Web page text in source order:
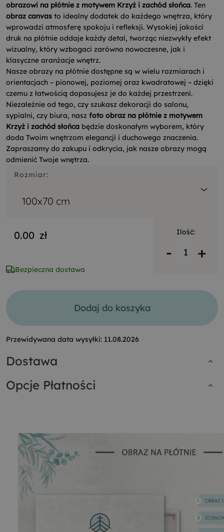
obrazowi na płótnie z motywem Krzyż i zachód słońca. Ten
obraz canvas to idealny dodatek do każdego wnętrza, który
wprowadzi atmosferę spokoju i refleksji. Wysokiej jakości
druk na płótnie oddaje każdy detal, tworząc niezwykły efekt
wizualny, który wzbogaci zarówno nowoczesne, jak i
klasyczne aranżacje wnętrz.
Nasze obrazy na płótnie dostępne są w wielu rozmiarach i
orientacjach – pionowej, poziomej oraz kwadratowej – dzięki
czemu z łatwością dopasujesz je do każdej przestrzeni.
Niezależnie od tego, czy szukasz dekoracji do salonu,
sypialni, czy biura, nasz foto obraz na płótnie z motywem
Krzyż i zachód słońca będzie doskonałym wyborem, który
doda Twoim wnętrzom elegancji i duchowego znaczenia.
Zapraszamy do zakupu i odkrycia, jak nasze obrazy mogą
odmienić Twoje wnętrza.
Rozmiar:
100x70 cm
0.00 zł
Bezpieczna dostawa
Ilość:
- +
Dodaj do koszyka
Przewidywana data wysyłki: 11.08.2026
Dostawa
Opcje Płatności